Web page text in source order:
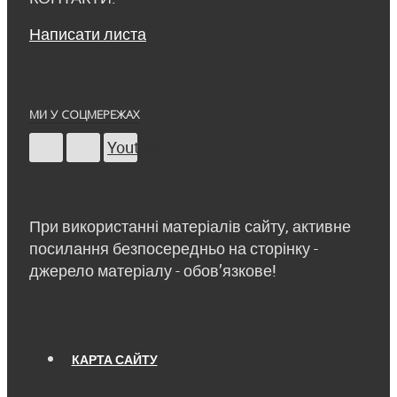
Написати листа
МИ У СОЦМЕРЕЖАХ
Youtube
При використанні матеріалів сайту, активне
посилання безпосередньо на сторінку -
джерело матеріалу - обов’язкове!
КАРТА САЙТУ